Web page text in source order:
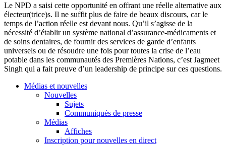
Le NPD a saisi cette opportunité en offrant une réelle alternative aux
électeur(trice)s. Il ne suffit plus de faire de beaux discours, car le
temps de l’action réelle est devant nous. Qu’il s’agisse de la
nécessité d’établir un système national d’assurance-médicaments et
de soins dentaires, de fournir des services de garde d’enfants
universels ou de résoudre une fois pour toutes la crise de l’eau
potable dans les communautés des Premières Nations, c’est Jagmeet
Singh qui a fait preuve d’un leadership de principe sur ces questions.
Médias et nouvelles
Nouvelles
Sujets
Communiqués de presse
Médias
Affiches
Inscription pour nouvelles en direct